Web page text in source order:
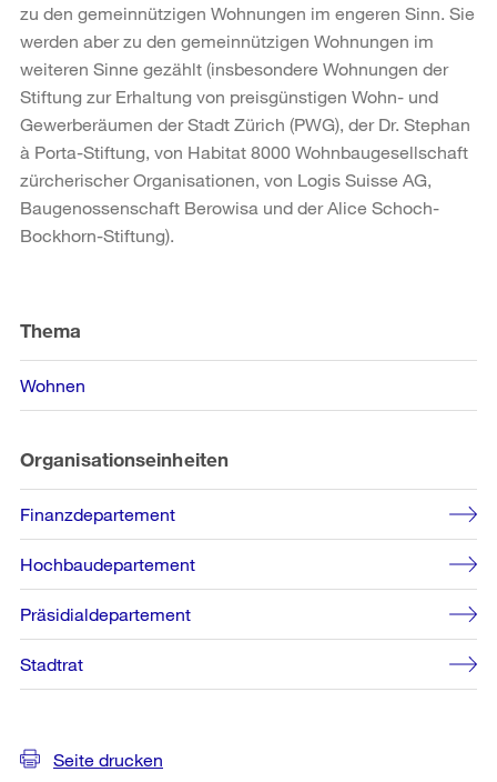
zu den gemeinnützigen Wohnungen im engeren Sinn. Sie
werden aber zu den gemeinnützigen Wohnungen im
weiteren Sinne gezählt (insbesondere Wohnungen der
Stiftung zur Erhaltung von preisgünstigen Wohn- und
Gewerberäumen der Stadt Zürich (PWG), der Dr. Stephan
à Porta-Stiftung, von Habitat 8000 Wohnbaugesellschaft
zürcherischer Organisationen, von Logis Suisse AG,
Baugenossenschaft Berowisa und der Alice Schoch-
Bockhorn-Stiftung).
Informationen
Thema
Wohnen
Organisationseinheiten
Finanzdepartement
Hochbaudepartement
Präsidialdepartement
Stadtrat
Seite drucken